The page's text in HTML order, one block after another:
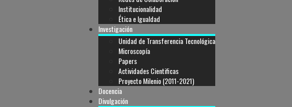
Institucionalidad
Ética e Igualdad
Investigación
Unidad de Transferencia Tecnológica
Microscopía
Papers
Actividades Cientificas
Proyecto Milenio (2011-2021)
Docencia
Divulgación